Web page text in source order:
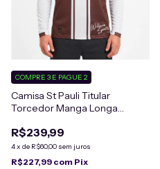
Camisa St Pauli Titular
Torcedor Manga Longa
R$239,99
4x de R$60,00 sem juros
COMPRE 3 E PAGUE 2
R$227,99 com Pix